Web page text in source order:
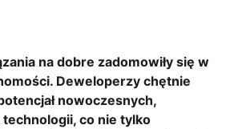
na dobre zadomowiły się w
Deweloperzy chętnie
nowoczesnych,
co nie tylko